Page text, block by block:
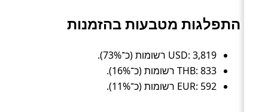
התפלגות מטבעות בהזמנות
USD: 3,819 רשומות (כ־73%).
THB: 833 רשומות (כ־16%).
EUR: 592 רשומות (כ־11%).